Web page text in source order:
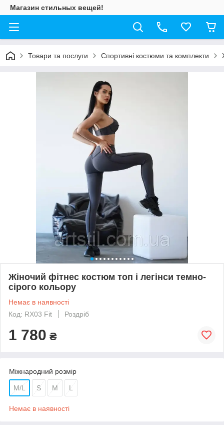
Магазин стильных вещей!
Товари та послуги Спортивні костюми та комплекти
Жіночий фітнес костюм топ і легінси темно-
сірого кольору
Немає в наявності
Код: RX03 Fit
Роздріб
1 780 ₴
Міжнародний розмір
M/L S M L
Немає в наявності